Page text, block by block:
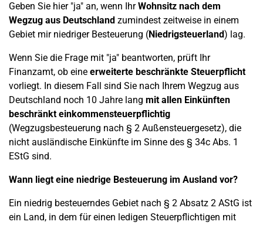
Geben Sie hier "ja" an, wenn IhrWohnsitz nach dem
Wegzug aus Deutschland zumindest zeitweise in einem
Gebiet mir niedriger Besteuerung (Niedrigsteuerland) lag.
Wenn Sie die Frage mit "ja" beantworten, prüft Ihr
Finanzamt, ob eine erweiterte beschränkte Steuerpflicht
vorliegt. In diesem Fall sind Sie nach Ihrem Wegzug aus
Deutschland noch 10 Jahre lang mit allen Einkünften
beschränkt einkommensteuerpflichtig
(Wegzugsbesteuerung nach § 2 Außensteuergesetz), die
nicht ausländische Einkünfte im Sinne des § 34c Abs. 1
EStG sind.
Wann liegt eine niedrige Besteuerung im Ausland vor?
Ein niedrig besteuerndes Gebiet nach § 2 Absatz 2 AStG ist
ein Land, in dem für einen ledigen Steuerpflichtigen mit